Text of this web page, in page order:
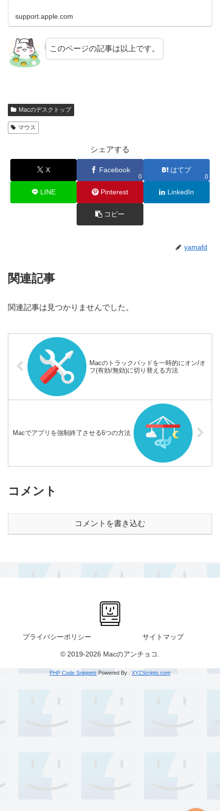
support.apple.com
このページの記事は以上です。
Macのデスクトップ
マウス
シェアする
X Facebook
0
はてブ
0
LINE Pinterest LinkedIn
コピー
yamafd
関連記事
関連記事は見つかりませんでした。
Macのトラックパッドを一時的にオン/オ
フ(有効/無効)に切り替える方法
Macでアプリを強制終了させる6つの方法
コメント
コメントを書き込む
プライバシーポリシー サイトマップ
© 2019-2026 Macのアンチョコ.
PHP Code Snippets Powered By : XYZScripts.com